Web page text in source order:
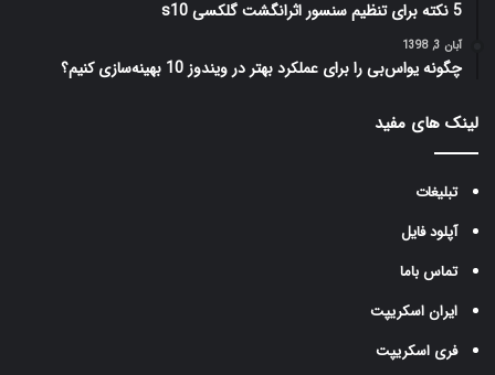
5 نکته برای تنظیم سنسور اثرانگشت گلکسی s10
آبان 3, 1398
چگونه یو‌اس‌بی را برای عملکرد بهتر در ویندوز 10 بهینه‌سازی کنیم؟
لینک های مفید
تبلیغات
آپلود فایل
تماس باما
ایران اسکریپت
فری اسکریپت